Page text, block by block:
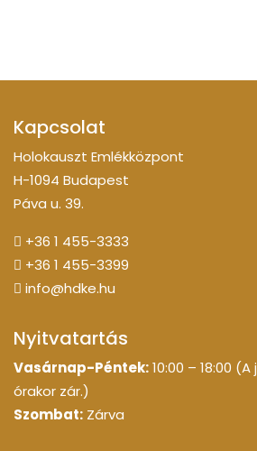
Kapcsolat
Holokauszt Emlékközpont
H-1094 Budapest
Páva u. 39.
+36 1 455-3333
+36 1 455-3399
info@hdke.hu
Nyitvatartás
Vasárnap-Péntek:10:00 – 18:00
órakor zár.)
Szombat: Zárva